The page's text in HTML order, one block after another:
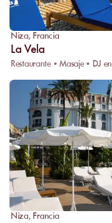
Niza, Francia
La Vela
Restaurante • Masaje • DJ
Niza, Francia